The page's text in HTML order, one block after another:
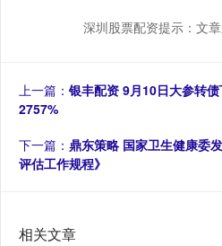
深圳股票配资提示：文
上一篇： 银丰配资 9月10日大参转
2757%
下一篇： 鼎东策略 国家卫生健康委
评估工作规程》
相关文章